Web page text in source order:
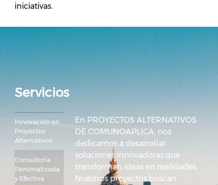
iniciativas.
Servicios
Innovación en
Proyectos
Alternativos
Consultoría
Personalizada
y Efectiva
En PROYECTOS ALTERNATIVOS
DE COMUNOAPLICA, nos
dedicamos a desarrollar
soluciones innovadoras que
transforman ideas en realidades.
Nuestros proyectos buscan